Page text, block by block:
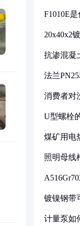
F1010E
20x40x2
抗渗混凝
法兰
消费者对
U型螺栓
煤矿用电
照明母线
镀镍钢带
计量泵如